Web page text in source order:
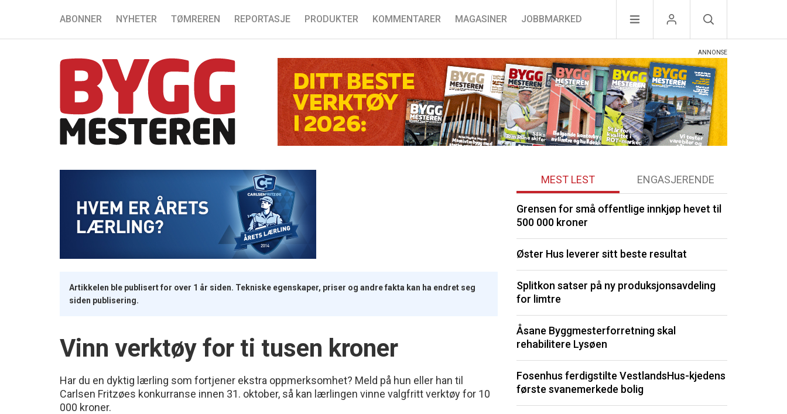
ABONNER NYHETER TØMREREN REPORTASJE PRODUKTER KOMMENTARER MAGASINER JOBBMARKED
Artikkelen ble publisert for over 1 år siden. Tekniske egenskaper, priser og andre fakta kan ha endret seg
siden publisering.
Vinn verktøy for ti tusen kroner
Har du en dyktig lærling som fortjener ekstra oppmerksomhet? Meld på hun eller han til
Carlsen Fritzøes konkurranse innen 31. oktober, så kan lærlingen vinne valgfritt verktøy for 10
000 kroner.
MEST LEST ENGASJERENDE
Grensen for små offentlige innkjøp hevet til
500 000 kroner
Øster Hus leverer sitt beste resultat
Splitkon satser på ny produksjonsavdeling
for limtre
Åsane Byggmesterforretning skal
rehabilitere Lysøen
Fosenhus ferdigstilte VestlandsHus-kjedens
første svanemerkede bolig